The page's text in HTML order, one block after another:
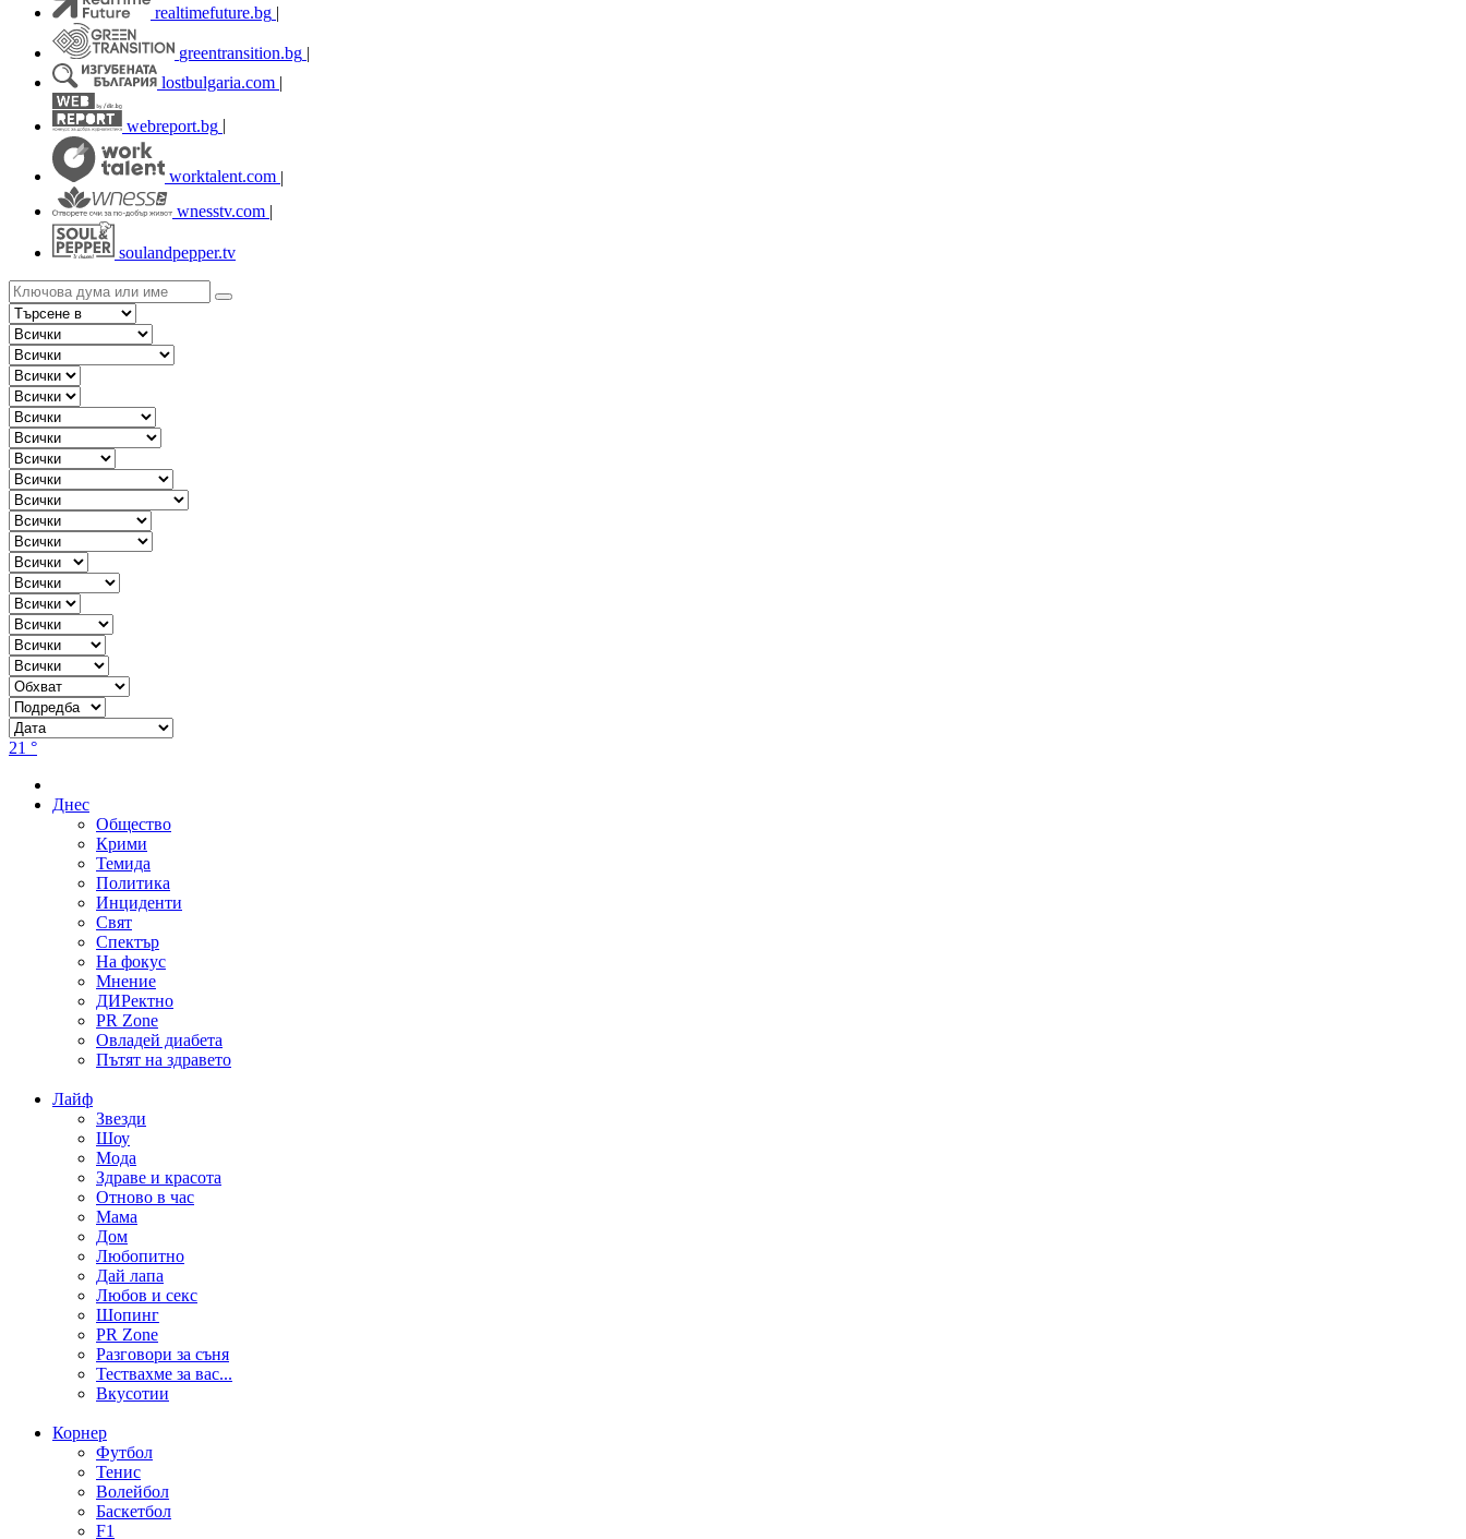
realtimefuture.bg |
greentransition.bg |
lostbulgaria.com |
webreport.bg
worktalent.com |
wnesstv.com |
soulandpepper.tv
21 °
Днес
Общество
Крими
Темида
Политика
Инциденти
Свят
Спектър
На фокус
Мнение
ДИРектно
PR Zone
Овладей диабета
Пътят на здравето
Лайф
Звезди
Шоу
Мода
Здраве и красота
Отново в час
Мама
Дом
Любопитно
Дай лапа
Любов и секс
Шопинг
PR Zone
Разговори за съня
Тествахме за вас...
Вкусотии
Корнер
Футбол
Тенис
Волейбол
Баскетбол
F1